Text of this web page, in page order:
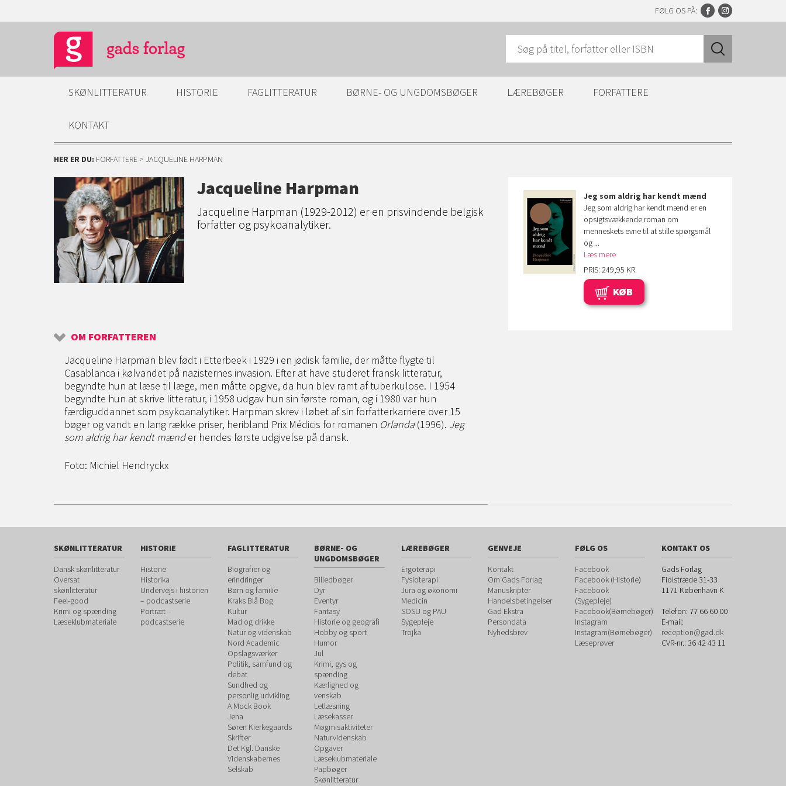
FØLG OS PÅ:
SKØNLITTERATUR HISTORIE FAGLITTERATUR BØRNE- OG UNGDOMSBØGER LÆREBØGER FORFATTERE
KONTAKT
HER ER DU: FORFATTERE > JACQUELINE HARPMAN
Jacqueline Harpman
Jacqueline Harpman (1929-2012) er en prisvindende belgisk
forfatter og psykoanalytiker.
OM FORFATTEREN
Jacqueline Harpman blev født i Etterbeek i 1929 i en jødisk familie, der måtte flygte til
Casablanca i kølvandet på nazisternes invasion. Efter at have studeret fransk litteratur,
begyndte hun at læse til læge, men måtte opgive, da hun blev ramt af tuberkulose. I 1954
begyndte hun at skrive litteratur, i 1958 udgav hun sin første roman, og i 1980 var hun
færdiguddannet som psykoanalytiker. Harpman skrev i løbet af sin forfatterkarriere over 15
bøger og vandt en lang række priser, heribland Prix Médicis for romanen Orlanda (1996). Jeg
som aldrig har kendt mænder hendes første udgivelse på dansk.
Foto: Michiel Hendryckx
Jeg som aldrig har kendt mænd
Jeg som aldrig har kendt mænd er en
opsigtsvækkende roman om
menneskets evne til at stille spørgsmål
og ...
Læs mere
PRIS: 249,95 KR.
KØB
SKØNLITTERATUR
Dansk skønlitteratur
Oversat
skønlitteratur
Feel-good
Krimi og spænding
Læseklubmateriale
HISTORIE
Historie
Historika
Undervejs i historien
– podcastserie
Portræt –
podcastserie
FAGLITTERATUR
Biografier og
erindringer
Børn og familie
Kraks Blå Bog
Kultur
Mad og drikke
Natur og videnskab
Nord Academic
Opslagsværker
Politik, samfund og
debat
Sundhed og
personlig udvikling
A Mock Book
Jena
Søren Kierkegaards
Skrifter
Det Kgl. Danske
Videnskabernes
Selskab
BØRNE- OG
UNGDOMSBØGER
Billedbøger
Dyr
Eventyr
Fantasy
Historie og geografi
Hobby og sport
Humor
Jul
Krimi, gys og
spænding
Kærlighed og
venskab
Letlæsning
Læsekasser
Møgmisaktiviteter
Naturvidenskab
Opgaver
Læseklubmateriale
Papbøger
Skønlitteratur
LÆREBØGER
Ergoterapi
Fysioterapi
Jura og økonomi
Medicin
SOSU og PAU
Sygepleje
Trojka
GENVEJE
Kontakt
Om Gads Forlag
Manuskripter
Handelsbetingelser
Gad Ekstra
Persondata
Nyhedsbrev
FØLG OS
Facebook
Facebook (Historie)
Facebook
(Sygepleje)
Facebook(Børnebøger)
Instagram
Instagram(Børnebøger)
Læseprøver
KONTAKT OS
Gads Forlag
Fiolstræde 31-33
1171 København K
Telefon: 77 66 60 00
E-mail:
reception@gad.dk
CVR-nr.: 36 42 43 11